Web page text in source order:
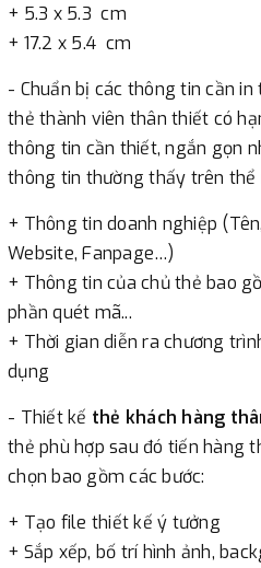
+ 5.3 x 5.3 cm
+ 17.2 x 5.4 cm
- Chuẩn bị các thông tin cần
thẻ thành viên thân thiết có
thông tin cần thiết, ngắn gọn
thông tin thường thấy trên thể
+ Thông tin doanh nghiệp
Website, Fanpage…)
+ Thông tin của chủ thẻ bao
phần quét mã...
+ Thời gian diễn ra chương
dụng
- Thiết kế thẻ khách hàng
thẻ phù hợp sau đó tiến hàng
chọn bao gồm các bước:
+ Tạo file thiết kế ý tưởng
+ Sắp xếp, bố trí hình ảnh,